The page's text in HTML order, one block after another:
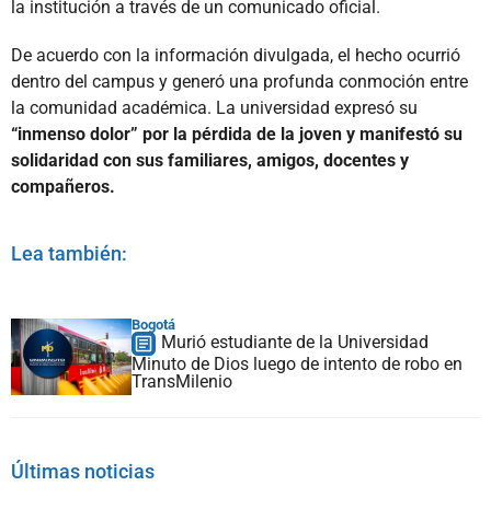
la institución a través de un comunicado oficial.
De acuerdo con la información divulgada, el hecho ocurrió
dentro del campus y generó una profunda conmoción entre
la comunidad académica. La universidad expresó su
“inmenso dolor” por la pérdida de la joven y manifestó su
solidaridad con sus familiares, amigos, docentes y
compañeros.
Lea también:
Bogotá
Murió estudiante de la Universidad
Minuto de Dios luego de intento de robo en
TransMilenio
Últimas noticias